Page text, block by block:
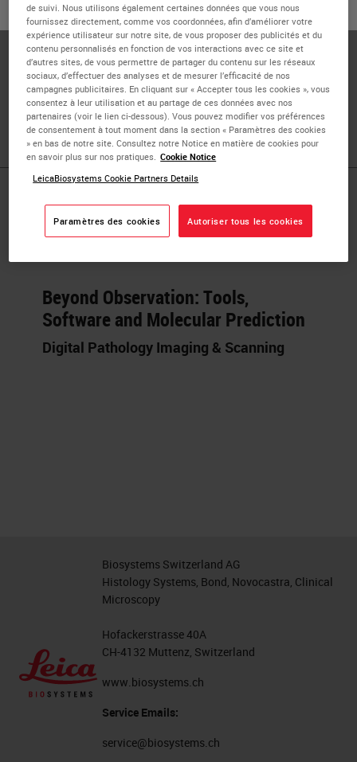
OUI ou Non
Dr. Merolla is an experienced Researcher at University
Molise, Campobasso, Italy. He has a demonstrated history
of working in the higher education sector, and skilled in
cancer research, molecular biology, cell culture, anatomic
pathology and cancer. Dr. Merolla is board certified in
Pathology and has authored approximately 70 articles.
Published Pieces by
Francesco Merolla
Beyond Observation: Tools,
Software and Molecular Prediction
Digital Pathology Imaging & Scanning
Biosystems Switzerland AG
Histology Systems, Bond, Novocastra, Clinical
Microscopy
Hofackerstrasse 40A
CH-4132 Muttenz, Switzerland
www.biosystems.ch
Service Emails:
service@biosystems.ch
de suivi. Nous utilisons également certaines données que vous nous
fournissez directement, comme vos coordonnées, afin d’améliorer votre
expérience utilisateur sur notre site, de vous proposer des publicités et du
contenu personnalisés en fonction de vos interactions avec ce site et
d’autres sites, de vous permettre de partager du contenu sur les réseaux
sociaux, d’effectuer des analyses et de mesurer l’efficacité de nos
campagnes publicitaires. En cliquant sur « Accepter tous les cookies », vous
consentez à leur utilisation et au partage de ces données avec nos
partenaires (voir le lien ci-dessous). Vous pouvez modifier vos préférences
de consentement à tout moment dans la section « Paramètres des cookies
» en bas de notre site. Consultez notre Notice en matière de cookies pour
en savoir plus sur nos pratiques.
Cookie Notice
LeicaBiosystems Cookie Partners Details
Paramètres des cookies Autoriser tous les cookies